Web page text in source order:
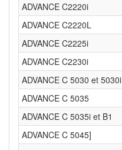
ADVANCE C2220i
ADVANCE C2220L
ADVANCE C2225i
ADVANCE C2230i
ADVANCE C 5030 et 5030i
ADVANCE C 5035
ADVANCE C 5035i et B1
ADVANCE C 5045]